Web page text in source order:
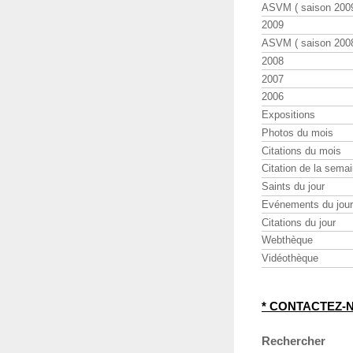
ASVM ( saison
2009
ASVM ( saison
2008
2007
2006
Expositions
Photos du mois
Citations du mois
Citation de la
Saints du jour
Evénements du jour
Citations du jour
Webthèque
Vidéothèque
* CONTACTEZ-
Rechercher